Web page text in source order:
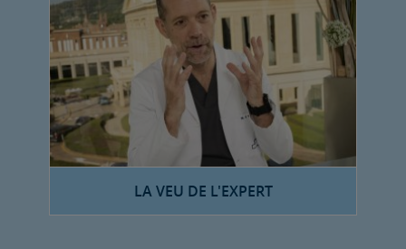
LA VEU DE L'EXPERT